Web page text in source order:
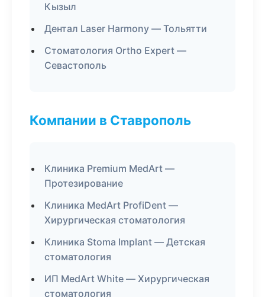
Кызыл
Дентал Laser Harmony — Тольятти
Стоматология Ortho Expert —
Севастополь
Компании в Ставрополь
Клиника Premium MedArt —
Протезирование
Клиника MedArt ProfiDent —
Хирургическая стоматология
Клиника Stoma Implant — Детская
стоматология
ИП MedArt White — Хирургическая
стоматология